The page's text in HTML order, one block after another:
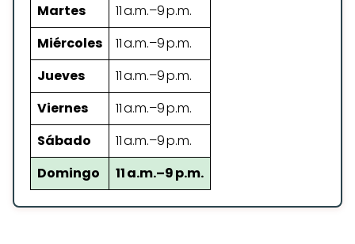
Martes
11 a.m.–9 p.m.
Miércoles
11 a.m.–9 p.m.
Jueves
11 a.m.–9 p.m.
Viernes
11 a.m.–9 p.m.
Sábado
11 a.m.–9 p.m.
Domingo
11 a.m.–9 p.m.